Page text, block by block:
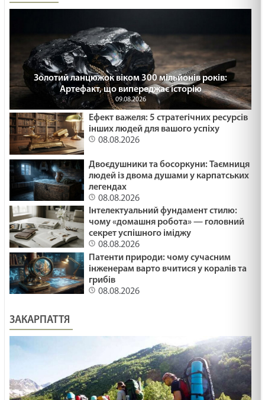
Золотий ланцюжок віком 300 мільйонів років:
Артефакт, що випереджає історію
09.08.2026
Ефект важеля: 5 стратегічних ресурсів
інших людей для вашого успіху
08.08.2026
Двоєдушники та босоркуни: Таємниця
людей із двома душами у карпатських
легендах
08.08.2026
Інтелектуальний фундамент стилю:
чому «домашня робота» — головний
секрет успішного іміджу
08.08.2026
Патенти природи: чому сучасним
інженерам варто вчитися у коралів та
грибів
08.08.2026
ЗАКАРПАТТЯ